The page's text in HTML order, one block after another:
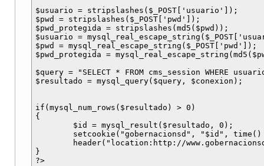
$usuario = stripslashes($_POST['usuario']);
$pwd = stripslashes($_POST['pwd']);
$pwd_protegida = stripslashes(md5($pwd));
$usuario =
$pwd = mysql_real_escape_string($_POST['pwd']);
$pwd_protegida =
$query = "SELECT * FROM cms_session WHERE
$resultado = mysql_query($query, $conexion);
if(mysql_num_rows($resultado) > 0)
{
}